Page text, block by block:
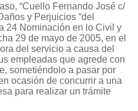
“Cuello Fernando José c/
y Perjuicios “del
24 Nominación en lo Civil y
29 de mayo de 2005, en el
del servicio a causa del
empleadas que agrede con
sometiéndolo a pasar por
ocasión de concurrir a una
para realizar un trámite